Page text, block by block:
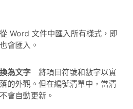
從 Word 文件中匯入所有樣式，即
會匯入。
為文字
將項目符號和數字以實
的外觀。但在編號清單中，當清
會自動更新。